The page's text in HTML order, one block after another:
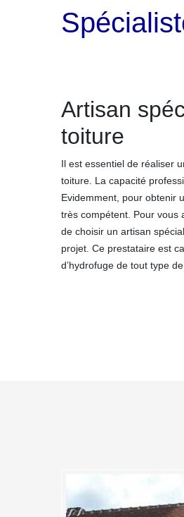
Artisan
toiture
Il est essentiel de réaliser
toiture. La capacité
Evidemment, pour obtenir
très compétent. Pour vous
de choisir un artisan
projet. Ce prestataire est
d’hydrofuge de tout type